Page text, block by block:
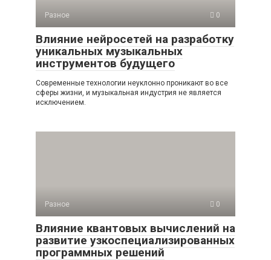
Разное 0
Влияние нейросетей на разработку
уникальных музыкальных
инструментов будущего
Современные технологии неуклонно проникают во все
сферы жизни, и музыкальная индустрия не является
исключением.
Разное 0
Влияние квантовых вычислений на
развитие узкоспециализированных
программных решений